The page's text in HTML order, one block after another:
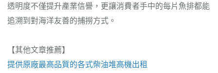
透明度不僅提升產業信譽，更讓消費者手中的每片魚排都能
追溯到對海洋友善的捕撈方式。
【其他文章推薦】
提供原廠最高品質的各式柴油堆高機出租